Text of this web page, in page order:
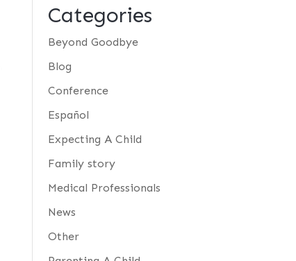
Categories
Beyond Goodbye
Blog
Conference
Español
Expecting A Child
Family story
Medical Professionals
News
Other